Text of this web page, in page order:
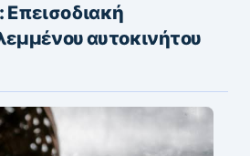
αυτοκινήτου